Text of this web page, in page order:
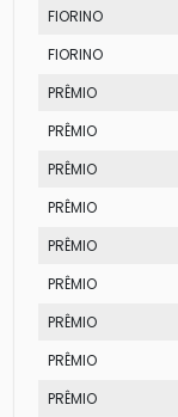
FIORINO
FIORINO
PRÊMIO
PRÊMIO
PRÊMIO
PRÊMIO
PRÊMIO
PRÊMIO
PRÊMIO
PRÊMIO
PRÊMIO